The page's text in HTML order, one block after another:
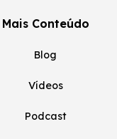
Mais Conteúdo
Blog
Vídeos
Podcast